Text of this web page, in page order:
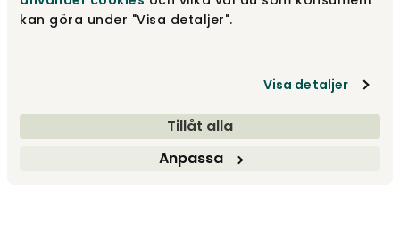
kan göra under "Visa detaljer".
Visa detaljer
Tillåt alla
Anpassa